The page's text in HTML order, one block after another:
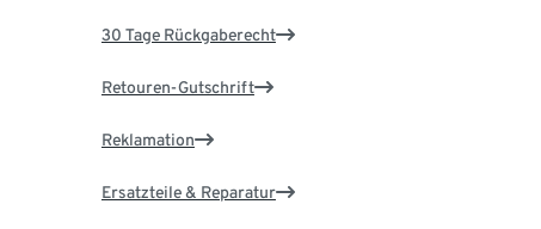
30 Tage Rückgaberecht
Retouren-Gutschrift
Reklamation
Ersatzteile & Reparatur